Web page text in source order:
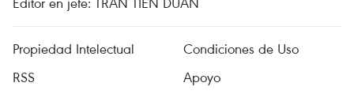
Propiedad Intelectual
Condiciones de Uso
RSS
Apoyo